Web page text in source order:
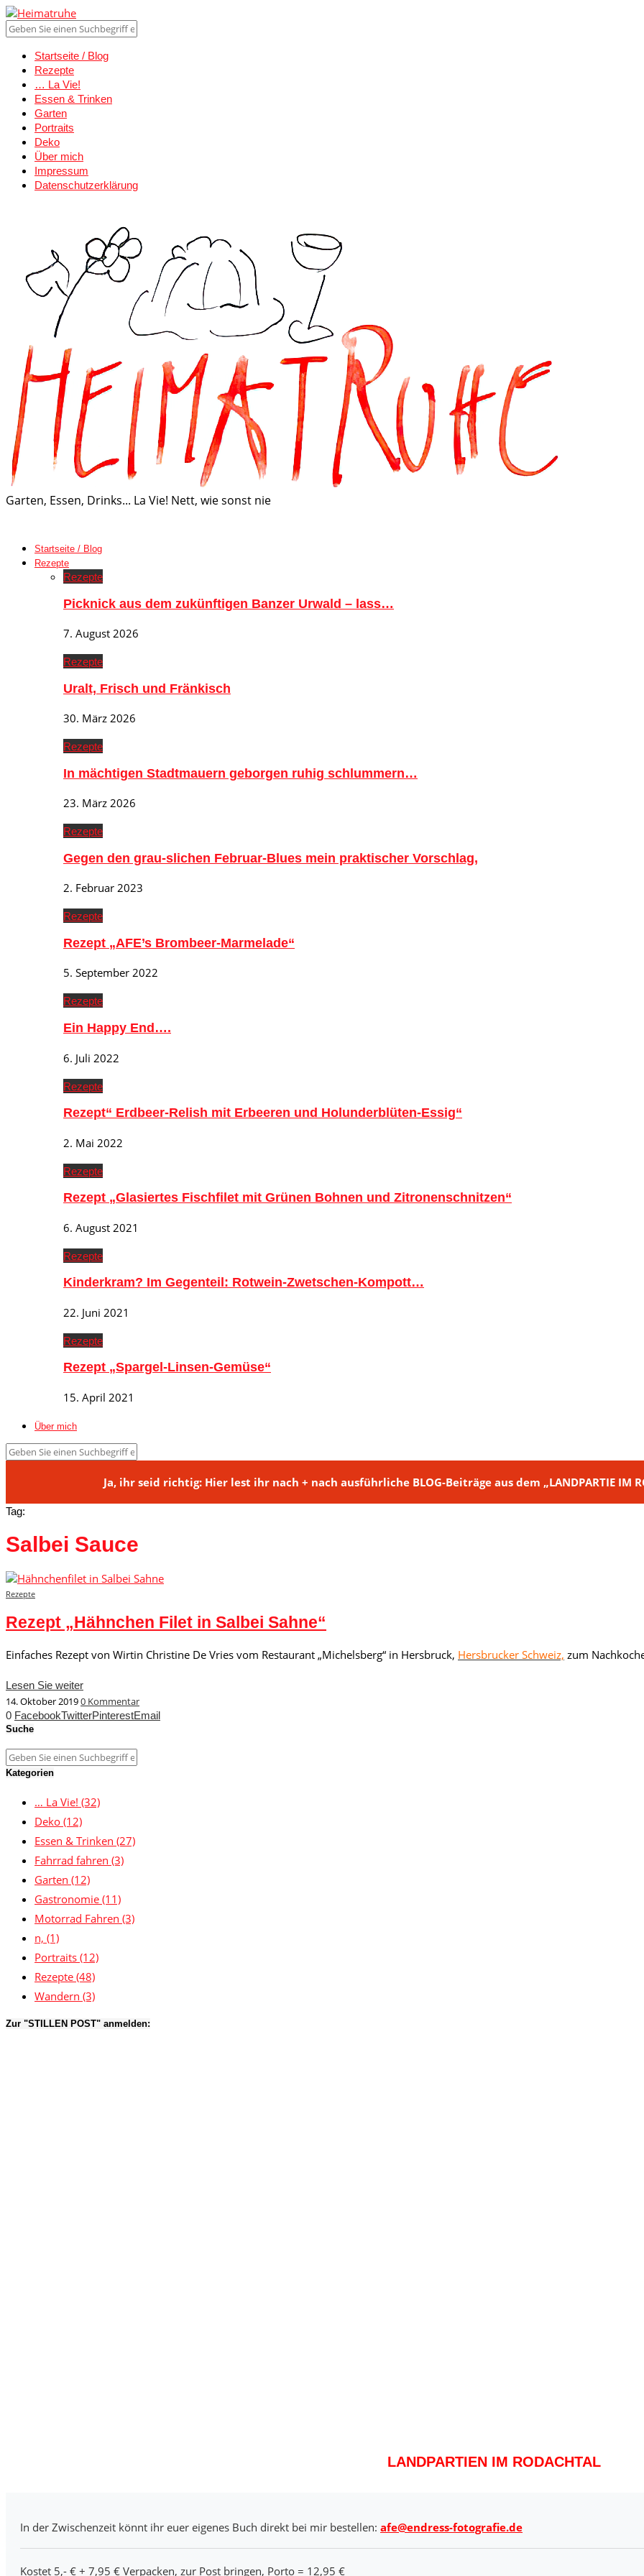
Startseite / Blog
Rezepte
… La Vie!
Essen & Trinken
Garten
Portraits
Deko
Über mich
Impressum
Datenschutzerklärung
Garten, Essen, Drinks... La Vie! Nett, wie sonst nie
Startseite / Blog
Rezepte
Rezepte
Picknick aus dem zukünftigen Banzer Urwald – lass…
7. August 2026
Rezepte
Uralt, Frisch und Fränkisch
30. März 2026
Rezepte
In mächtigen Stadtmauern geborgen ruhig schlummern…
23. März 2026
Rezepte
Gegen den grau-slichen Februar-Blues mein praktischer Vorschlag,
2. Februar 2023
Rezepte
Rezept „AFE’s Brombeer-Marmelade“
5. September 2022
Rezepte
Ein Happy End….
6. Juli 2022
Rezepte
Rezept“ Erdbeer-Relish mit Erbeeren und Holunderblüten-Essig“
2. Mai 2022
Rezepte
Rezept „Glasiertes Fischfilet mit Grünen Bohnen und Zitronenschnitzen“
6. August 2021
Rezepte
Kinderkram? Im Gegenteil: Rotwein-Zwetschen-Kompott…
22. Juni 2021
Rezepte
Rezept „Spargel-Linsen-Gemüse“
15. April 2021
Über mich
Ja, ihr seid richtig: Hier lest ihr nach + nach ausführliche BLOG-Beiträge aus dem „LANDPARTIE IM
Tag:
Salbei Sauce
Rezepte
Rezept „Hähnchen Filet in Salbei Sahne“
Einfaches Rezept von Wirtin Christine De Vries vom Restaurant „Michelsberg“ in Hersbruck, Hersbrucker Schweiz, zum
Lesen Sie weiter
14. Oktober 20190 Kommentar
0 FacebookTwitterPinterestEmail
Suche
Kategorien
… La Vie! (32)
Deko (12)
Essen & Trinken (27)
Fahrrad fahren (3)
Garten (12)
Gastronomie (11)
Motorrad Fahren (3)
n, (1)
Portraits (12)
Rezepte (48)
Wandern (3)
Zur "STILLEN POST" anmelden:
LANDPARTIEN IM RODACHTAL
In der Zwischenzeit könnt ihr euer eigenes Buch direkt bei mir bestellen: afe@endress-fotografie.de
Kostet 5,- € + 7,95 € Verpacken, zur Post bringen, Porto = 12,95 €